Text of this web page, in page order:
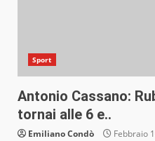
Sport
Antonio Cassano:
tornai alle 6 e..
Emiliano Condò Febbraio